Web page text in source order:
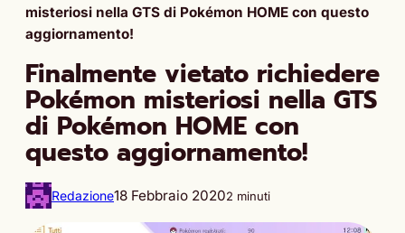
misteriosi nella GTS di Pokémon HOME con questo
aggiornamento!
Finalmente vietato richiedere
Pokémon misteriosi nella GTS
di Pokémon HOME con
questo aggiornamento!
Redazione18 Febbraio 20202 minuti